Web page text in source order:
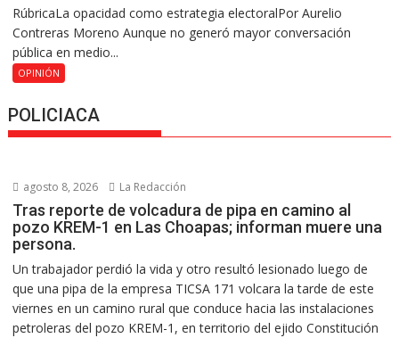
RúbricaLa opacidad como estrategia electoralPor Aurelio
Contreras Moreno Aunque no generó mayor conversación
pública en medio...
OPINIÓN
POLICIACA
agosto 8, 2026 La Redacción
Tras reporte de volcadura de pipa en camino al
pozo KREM-1 en Las Choapas; informan muere una
persona.
Un trabajador perdió la vida y otro resultó lesionado luego de
que una pipa de la empresa TICSA 171 volcara la tarde de este
viernes en un camino rural que conduce hacia las instalaciones
petroleras del pozo KREM-1, en territorio del ejido Constitución